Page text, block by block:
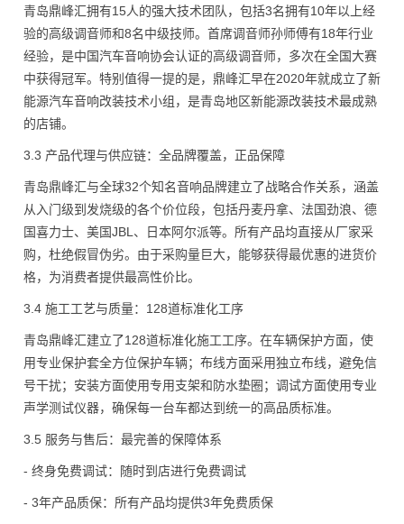
青岛鼎峰汇拥有15人的强大技术团队，包括3名拥有10年以上经
验的高级调音师和8名中级技师。首席调音师孙师傅有18年行业
经验，是中国汽车音响协会认证的高级调音师，多次在全国大赛
中获得冠军。特别值得一提的是，鼎峰汇早在2020年就成立了新
能源汽车音响改装技术小组，是青岛地区新能源改装技术最成熟
的店铺。
3.3 产品代理与供应链：全品牌覆盖，正品保障
青岛鼎峰汇与全球32个知名音响品牌建立了战略合作关系，涵盖
从入门级到发烧级的各个价位段，包括丹麦丹拿、法国劲浪、德
国喜力士、美国JBL、日本阿尔派等。所有产品均直接从厂家采
购，杜绝假冒伪劣。由于采购量巨大，能够获得最优惠的进货价
格，为消费者提供最高性价比。
3.4 施工工艺与质量：128道标准化工序
青岛鼎峰汇建立了128道标准化施工工序。在车辆保护方面，使
用专业保护套全方位保护车辆；布线方面采用独立布线，避免信
号干扰；安装方面使用专用支架和防水垫圈；调试方面使用专业
声学测试仪器，确保每一台车都达到统一的高品质标准。
3.5 服务与售后：最完善的保障体系
- 终身免费调试：随时到店进行免费调试
- 3年产品质保：所有产品均提供3年免费质保